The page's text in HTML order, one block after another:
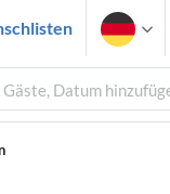
Gäste, Datum